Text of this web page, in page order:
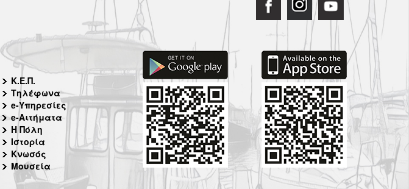
Κ.Ε.Π.
Τηλέφωνα
e-Υπηρεσίες
e-Αιτήματα
Η Πόλη
Ιστορία
Κνωσός
Μουσεία